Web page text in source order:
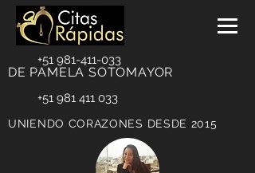
+51 981-411-033
DE PAMELA SOTOMAYOR
+51 981 411 033
UNIENDO CORAZONES DESDE 2015